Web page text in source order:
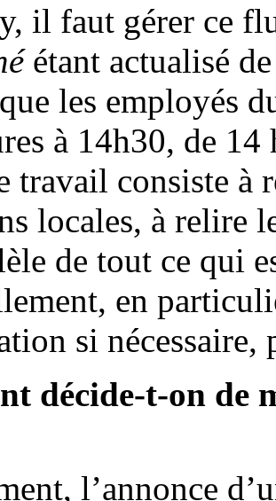
il faut gérer ce
étant actualisé
les employés
à 14h30, de
travail consiste à
locales, à relire
de tout ce qui
en
si
décide-t-on de
l’annonce